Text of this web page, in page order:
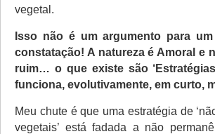
vegetal.
Isso não é um argumento para
constatação! A natureza é Amoral e
ruim… o que existe são
funciona, evolutivamente, em curto,
Meu chute é que uma estratégia de
vegetais’ está fadada a não